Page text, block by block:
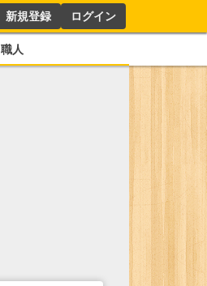
新規登録 ログイン
職人